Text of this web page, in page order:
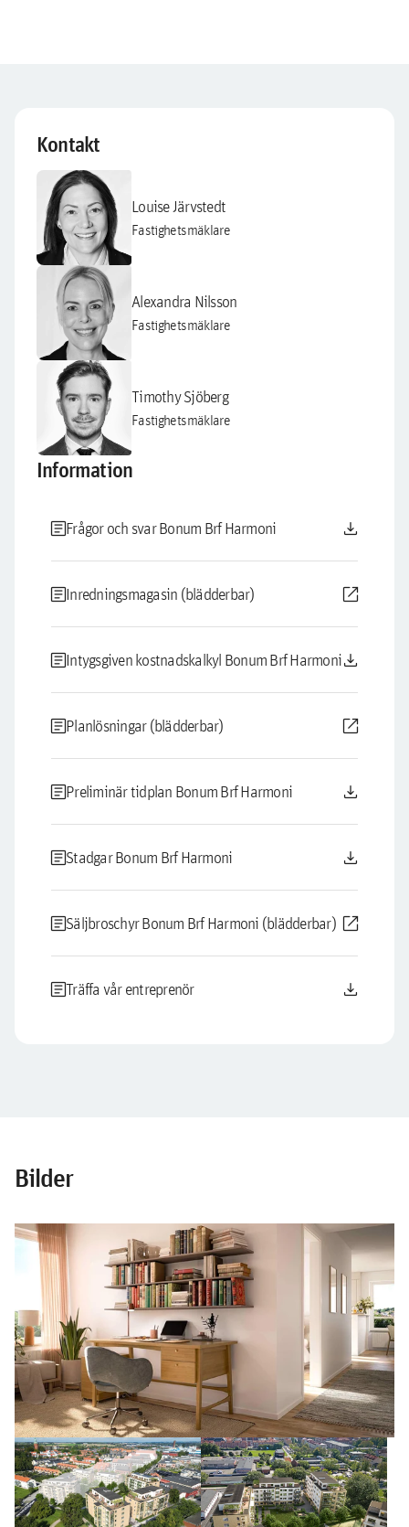
Kontakt
Louise Järvstedt
Fastighetsmäklare
Alexandra Nilsson
Fastighetsmäklare
Timothy Sjöberg
Fastighetsmäklare
Information
articleFrågor och svar Bonum Brf Harmoni download
articleInredningsmagasin (blädderbar) open_in_new
articleIntygsgiven kostnadskalkyl Bonum Brf Harmonidownload
articlePlanlösningar (blädderbar) open_in_new
articlePreliminär tidplan Bonum Brf Harmoni download
articleStadgar Bonum Brf Harmoni download
articleSäljbroschyr Bonum Brf Harmoni (blädderbar) open_in_new
articleTräffa vår entreprenör download
Bilder